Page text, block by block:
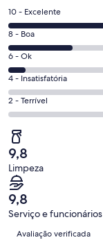
uma
janela
Nota
10
-
Excelente.
13
de
18
avaliações
10 - Excelente
Nota
8
-
Boa.
4
de
18
avaliações
8 - Boa
Nota
6
-
Ok.
1
de
18
avaliações
6 - Ok
Nota
4
-
0
de
18
avaliações
4 - Insatisfatória
Nota
2
-
Terrível.
0
de
18
avaliações
2 - Terrível
9,8
Limpeza
9,8
Serviço e funcionários
Avaliações
Avaliação verificada